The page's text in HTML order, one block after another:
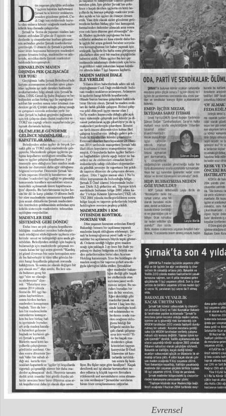
Evrensel